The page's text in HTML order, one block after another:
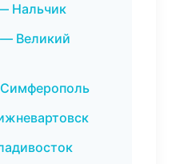
Нальчик
Великий